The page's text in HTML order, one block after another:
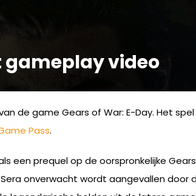
gameplay video
de game Gears of War: E-Day. Het
Pass.
een prequel op de oorspronkelijke
onverwacht wordt aangevallen door